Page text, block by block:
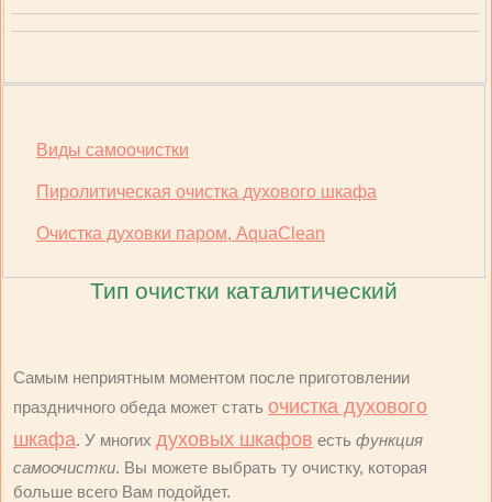
Виды самоочистки
Пиролитическая очистка духового шкафа
Очистка духовки паром, AquaClean
Тип очистки каталитический
Самым неприятным моментом после приготовлении
праздничного обеда может стать очистка духового
шкафа. У многих духовых шкафов есть функция
самоочистки. Вы можете выбрать ту очистку, которая
больше всего Вам подойдет.